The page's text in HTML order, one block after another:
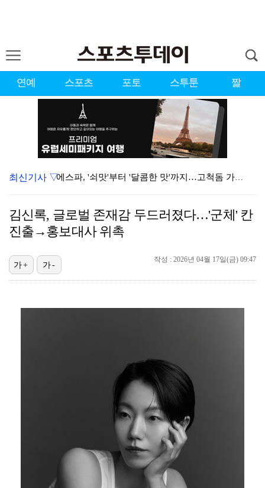
연예 스포츠 포토 스투툰 짤
에스파, '쇠맛'부터 '달콤한 맛'까지…고척돔 가득 채…
'리그 2연패 정조준' 아스널, 뉴캐슬서 기마랑이스 영…
한국 남자배구, 중국 3-0 완파하고 동아시아선수권 결…
"언론사 대표·국회의원도"…최연청, 판사 남편까지 화려…
최신기사 ▽
김신록, 글로벌 존재감 두드러졌다…'군체' 칸
진출→홍보대사 위촉
작성 : 2026년 04월 17일(금) 09:47
가+ 가-